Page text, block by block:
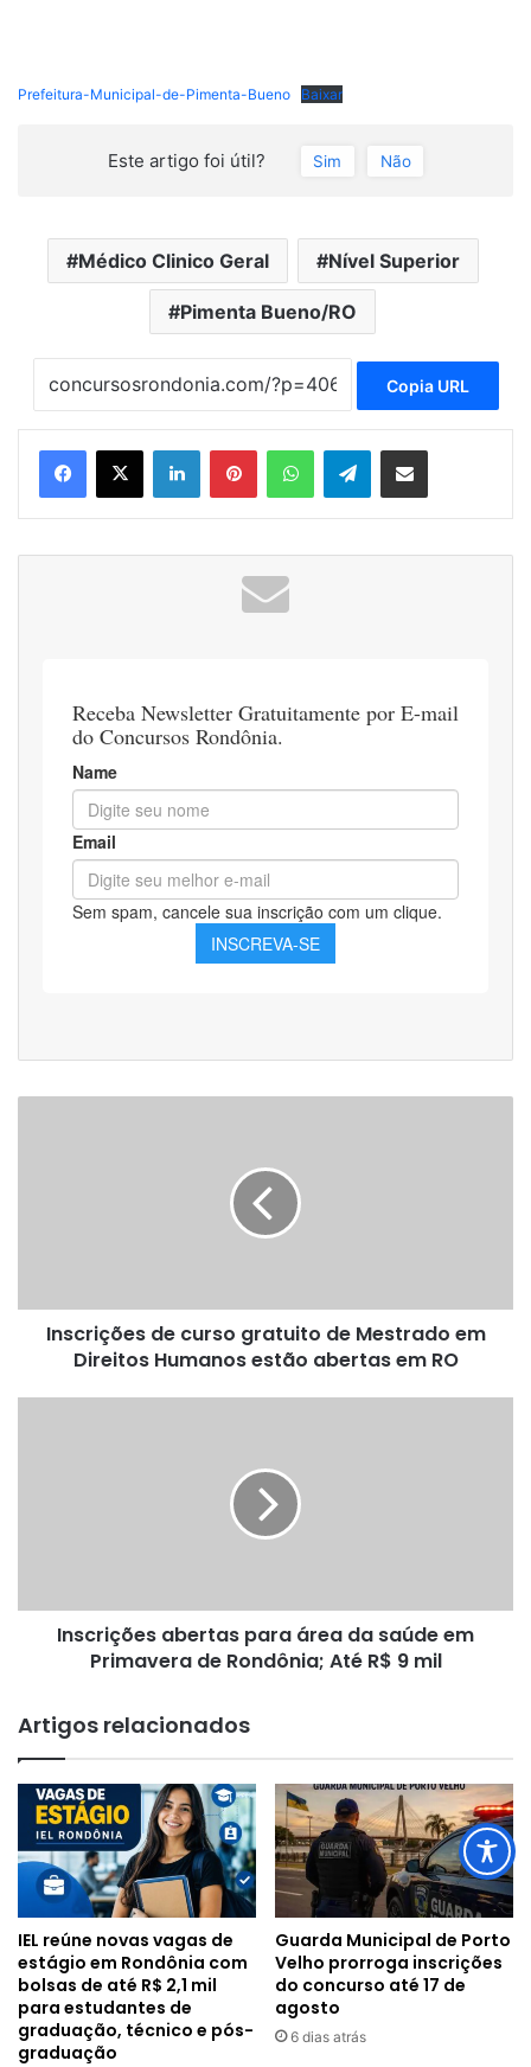
Prefeitura-Municipal-de-Pimenta-Bueno Baixar
Este artigo foi útil? Sim Não
Médico Clinico Geral Nível Superior
Pimenta Bueno/RO
Copia URL
LinkedinPinterestWhatsAppTelegramCompartilhar via e-mail
Humanos
estãoInscrições de curso gratuito de Mestrado em
Direitos Humanos estão abertas em RO
de
Rondônia;
mil
Inscrições abertas para área da saúde em
Primavera de Rondônia; Até R$ 9 mil
Artigos relacionados
IEL reúne novas vagas de
estágio em Rondônia com
bolsas de até R$ 2,1 mil
para estudantes de
graduação, técnico e pós-
graduação
Guarda Municipal de Porto
Velho prorroga inscrições
do concurso até 17 de
agosto
6 dias atrás